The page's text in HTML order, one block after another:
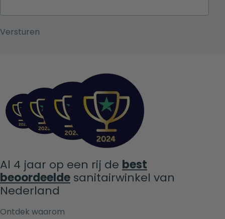
Al 4 jaar op een rij de best
beoordeelde sanitairwinkel van
Nederland
Ontdek waarom